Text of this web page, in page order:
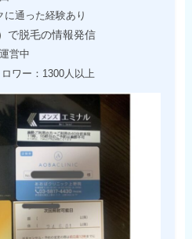
に通った経験あり
で脱毛の情報発信
営中
ワー：1300人以上